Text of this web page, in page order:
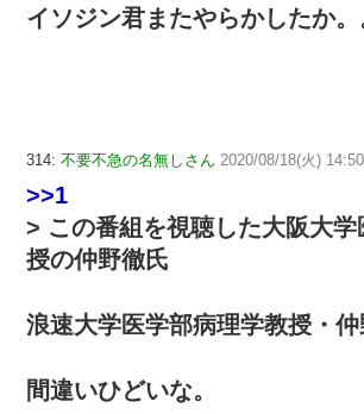
イソジン君またやらかしたか。
314: 不要不急の名無しさん 2020/08/18(火)
>>1
> この番組を視聴した大阪大
授の仲野徹氏
浪速大学医学部病理学教授・
間違いひどいな。